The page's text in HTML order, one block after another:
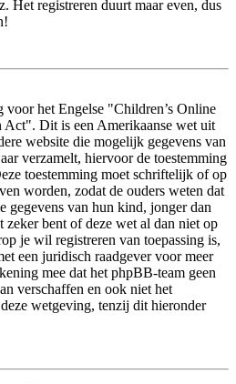
Het registreren duurt maar even, dus
voor het Engelse "Children’s Online
Act". Dit is een Amerikaanse wet uit
website die mogelijk gegevens van
verzamelt, hiervoor de toestemming
toestemming moet schriftelijk of op
worden, zodat de ouders weten dat
gegevens van hun kind, jonger dan
zeker bent of deze wet al dan niet op
je wil registreren van toepassing is,
een juridisch raadgever voor meer
mee dat het phpBB-team geen
verschaffen en ook niet het
wetgeving, tenzij dit hieronder